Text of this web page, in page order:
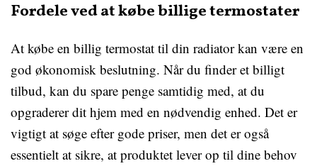
Fordele ved at købe billige termostater
At købe en billig termostat til din radiator kan være en
god økonomisk beslutning. Når du finder et billigt
tilbud, kan du spare penge samtidig med, at du
opgraderer dit hjem med en nødvendig enhed. Det er
vigtigt at søge efter gode priser, men det er også
essentielt at sikre, at produktet lever op til dine behov